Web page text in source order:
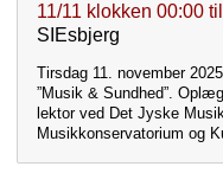
11/11 klokken 00:00 til
SIEsbjerg
Tirsdag 11. november
”Musik & Sundhed”.
lektor ved Det Jyske
Musikkonservatorium og